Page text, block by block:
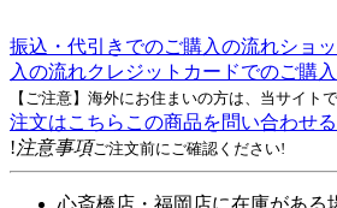
振込・代引きでのご購入の流れショ
入の流れクレジットカードでのご購
【ご注意】海外にお住まいの方は、当サイト
注文はこちら この商品を問い合わせる
!注意事項ご注文前にご確認ください!